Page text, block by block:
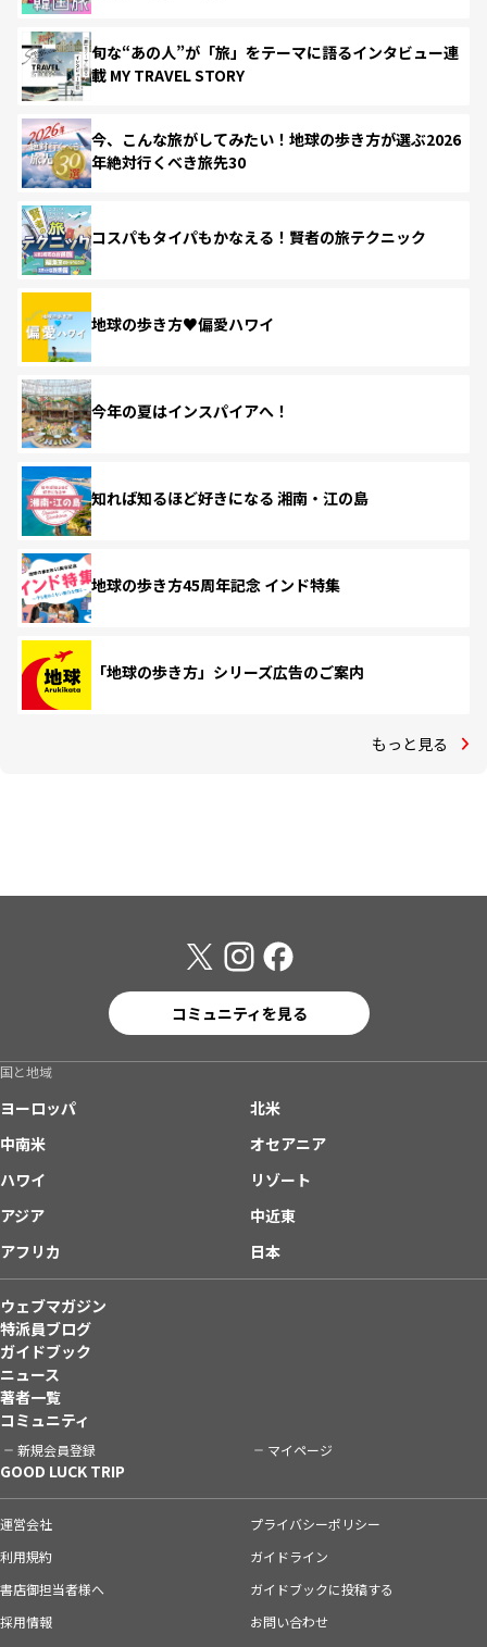
旬な“あの人”が「旅」をテーマに語るインタビュー連
載 MY TRAVEL STORY
今、こんな旅がしてみたい！地球の歩き方が選ぶ2026
年絶対行くべき旅先30
コスパもタイパもかなえる！賢者の旅テクニック
地球の歩き方♥偏愛ハワイ
今年の夏はインスパイアへ！
知れば知るほど好きになる 湘南・江の島
地球の歩き方45周年記念 インド特集
「地球の歩き方」シリーズ広告のご案内
もっと見る
コミュニティを見る
国と地域
ヨーロッパ
北米
中南米
オセアニア
ハワイ
リゾート
アジア
中近東
アフリカ
日本
ウェブマガジン
特派員ブログ
ガイドブック
ニュース
著者一覧
コミュニティ
新規会員登録 マイページ
GOOD LUCK TRIP
運営会社
プライバシーポリシー
利用規約
ガイドライン
書店御担当者様へ
ガイドブックに投稿する
採用情報
お問い合わせ